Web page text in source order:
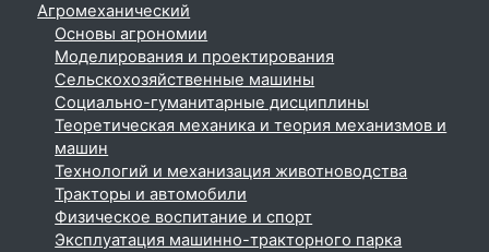
Агромеханический
Основы агрономии
Моделирования и проектирования
Сельскохозяйственные машины
Социально-гуманитарные дисциплины
Теоретическая механика и теория механизмов и
машин
Технологий и механизация животноводства
Тракторы и автомобили
Физическое воспитание и спорт
Эксплуатация машинно-тракторного парка